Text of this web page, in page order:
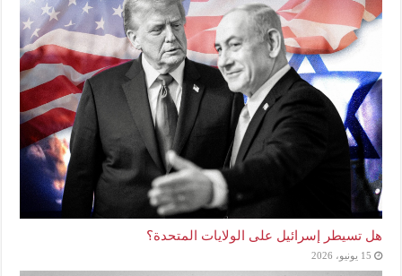
هل تسيطر إسرائيل على الولايات المتحدة؟
15 يونيو، 2026